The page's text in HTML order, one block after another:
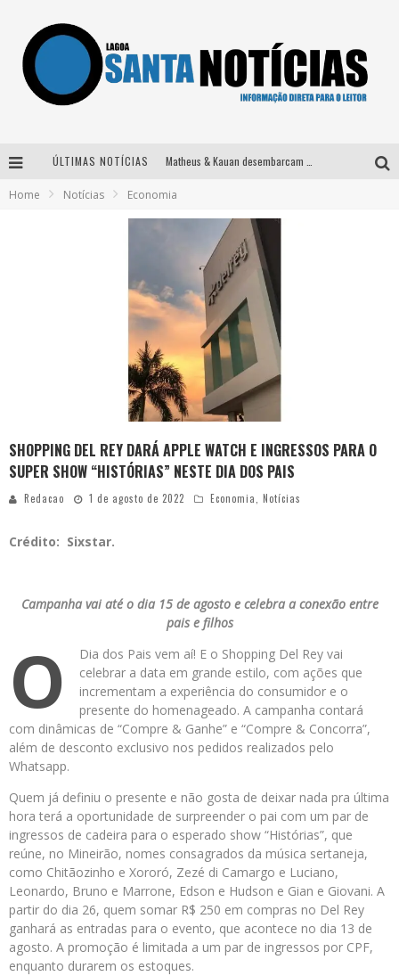
ÚLTIMAS NOTÍCIAS
Home Notícias Economia
SHOPPING DEL REY DARÁ APPLE WATCH E INGRESSOS PARA O
SUPER SHOW “HISTÓRIAS” NESTE DIA DOS PAIS
Redacao 1 de agosto de 2022 Economia, Notícias
Crédito: Sixstar.
Campanha vai até o dia 15 de agosto e celebra a conexão entre
pais e filhos
O
Dia dos Pais vem aí! E o Shopping Del Rey vai
celebrar a data em grande estilo, com ações que
incrementam a experiência do consumidor e o
presente do homenageado. A campanha contará
com dinâmicas de “Compre & Ganhe” e “Compre & Concorra”,
além de desconto exclusivo nos pedidos realizados pelo
Whatsapp.
Quem já definiu o presente e não gosta de deixar nada pra última
hora terá a oportunidade de surpreender o pai com um par de
ingressos de cadeira para o esperado show “Histórias”, que
reúne, no Mineirão, nomes consagrados da música sertaneja,
como Chitãozinho e Xororó, Zezé di Camargo e Luciano,
Leonardo, Bruno e Marrone, Edson e Hudson e Gian e Giovani. A
partir do dia 26, quem somar R$ 250 em compras no Del Rey
ganhará as entradas para o evento, que acontece no dia 13 de
agosto. A promoção é limitada a um par de ingressos por CPF,
enquanto durarem os estoques.